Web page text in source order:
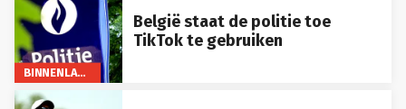
BINNENLAND
België staat de politie toe
TikTok te gebruiken